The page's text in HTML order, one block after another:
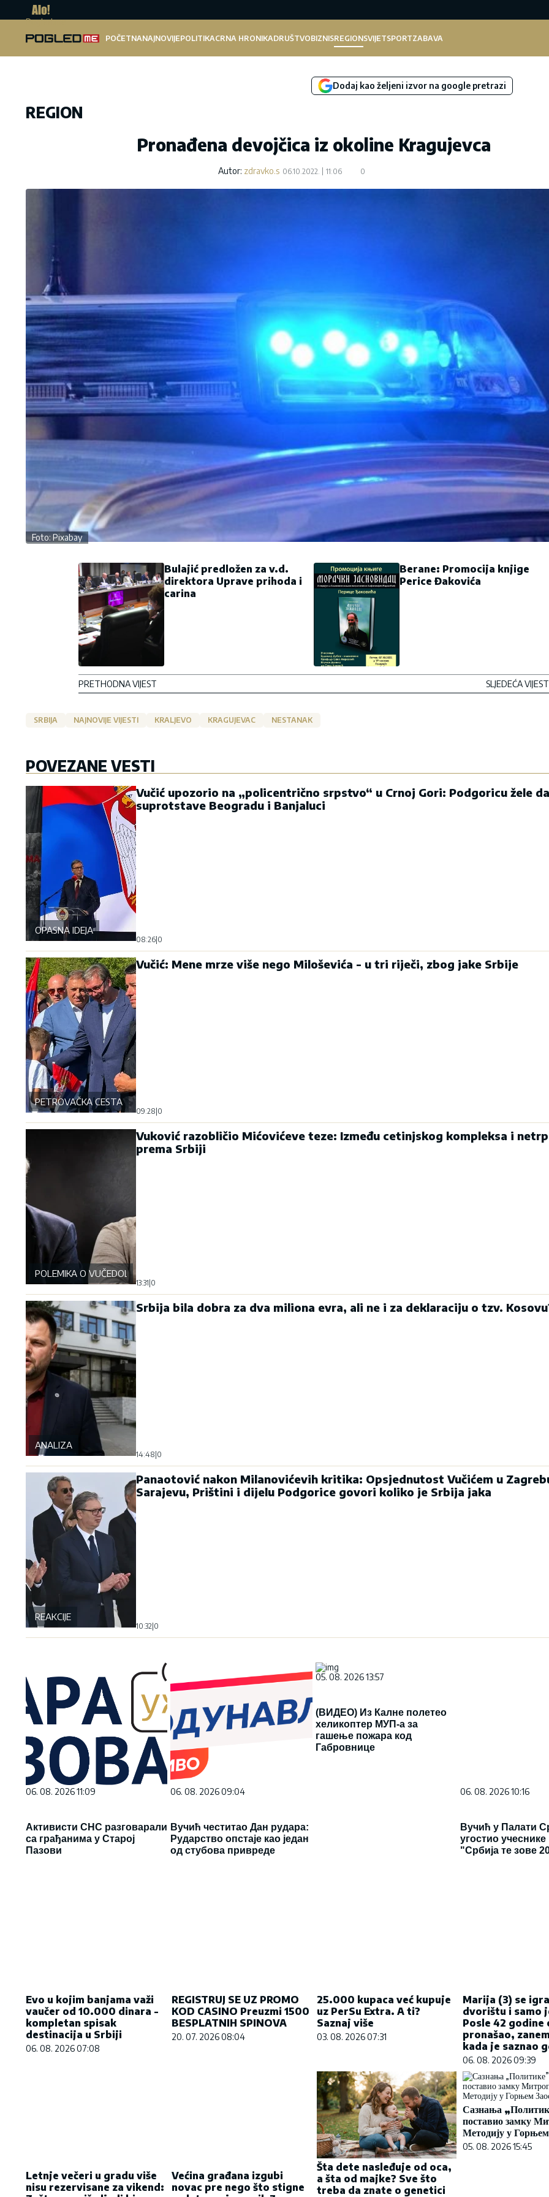
Pogled.me
POČETNANAJNOVIJEPOLITIKACRNA HRONIKADRUŠTVOBIZNISREGIONSVIJETSPORTZABAVA
Dodaj kao željeni izvor na google pretrazi
REGION
Pronađena devojčica iz okoline Kragujevca
Autor: zdravko.s 06.10.2022. 11:06 0
Foto: Pixabay
Bulajić predložen za v.d.
direktora Uprave prihoda i
carina
PRETHODNA VIJEST
Berane: Promocija knjige
Perice Đakovića
SLJEDEĆA VIJEST
SRBIJA NAJNOVIJE VIJESTI KRALJEVO KRAGUJEVAC NESTANAK
POVEZANE VESTI
OPASNA IDEJA
Vučić upozorio na „policentrično srpstvo“ u Crnoj Gori: Podgoricu žele da
suprotstave Beogradu i Banjaluci
08:26 0
PETROVAČKA CESTA
Vučić: Mene mrze više nego Miloševića - u tri riječi, zbog jake Srbije
09:28 0
POLEMIKA O VUČEDOLSKOJ BICI
Vuković razobličio Mićovićeve teze: Između cetinjskog kompleksa i
prema Srbiji
13:31 0
ANALIZA
Srbija bila dobra za dva miliona evra, ali ne i za deklaraciju o tzv.
14:48 0
REAKCIJE
Panaotović nakon Milanovićevih kritika: Opsjednutost Vučićem u
Sarajevu, Prištini i dijelu Podgorice govori koliko je Srbija jaka
10:32 0
06. 08. 2026 11:09
Активисти СНС разговарали
са грађанима у Старој
Пазови
06. 08. 2026 09:04
Вучић честитао Дан рудара:
Рударство опстаје као један
од стубова привреде
05. 08. 2026 13:57
(ВИДЕО) Из Калне полетео
хеликоптер МУП-а за
гашење пожара код
Габровнице
06. 08. 2026 10:16
Вучић у Палати
угостио
"Србија те зове
Evo u kojim banjama važi
vaučer od 10.000 dinara -
kompletan spisak
destinacija u Srbiji
06. 08. 2026 07:08
REGISTRUJ SE UZ PROMO
KOD CASINO Preuzmi 1500
BESPLATNIH SPINOVA
20. 07. 2026 08:04
uz PerSu Extra. A ti?
Saznaj više
03. 08. 2026 07:31
Marija (3) se
dvorištu i samo
Posle 42 godine
pronašao,
kada je saznao
06. 08. 2026 09:39
Letnje večeri u gradu više
nisu rezervisane za vikend:
Većina građana izgubi
novac pre nego što stigne
Šta dete nasleđuje od oca,
a šta od majke? Sve što
treba da znate o genetici
Сазнања
поставио замку
Методију у
05. 08. 2026 15:45